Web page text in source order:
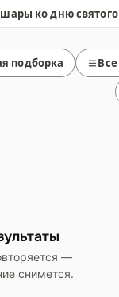
ко дню
подборка
—
снимется.